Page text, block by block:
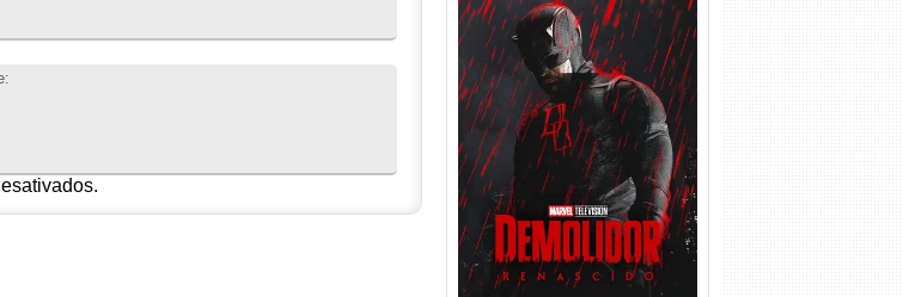
Demolidor: Renascido 2ª
Temporada (2026) WEB-DL
1080p Dual Áudio